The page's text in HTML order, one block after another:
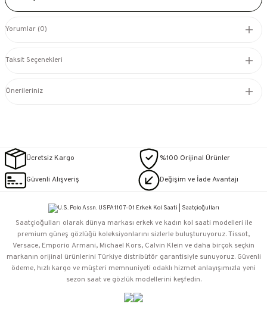
Yorumlar (0)
Taksit Seçenekleri
Önerileriniz
Ücretsiz Kargo %100 Orijinal Ürünler
Güvenli Alışveriş Değişim ve İade Avantajı
Saatçioğulları⁠ olarak dünya markası erkek ve kadın kol saati modelleri ile
premium güneş gözlüğü koleksiyonlarını sizlerle buluşturuyoruz. Tissot,
Versace, Emporio Armani, Michael Kors, Calvin Klein ve daha birçok seçkin
markanın orijinal ürünlerini Türkiye distribütör garantisiyle sunuyoruz. Güvenli
ödeme, hızlı kargo ve müşteri memnuniyeti odaklı hizmet anlayışımızla yeni
sezon saat ve gözlük modellerini keşfedin.